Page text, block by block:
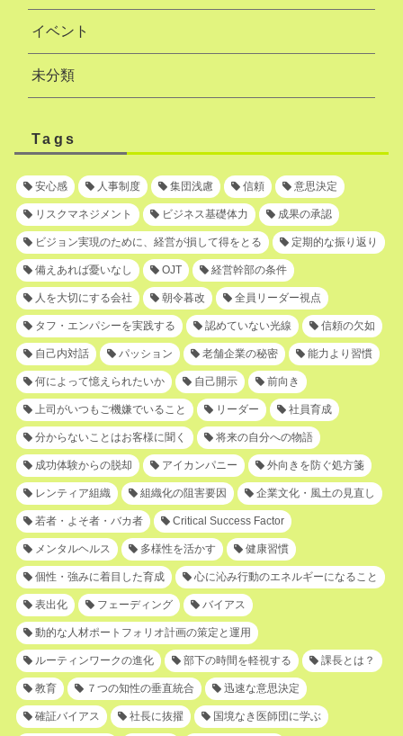
イベント
未分類
Tags
安心感 人事制度 集団浅慮 信頼 意思決定
リスクマネジメント ビジネス基礎体力 成果の承認
ビジョン実現のために、経営が損して得をとる 定期的な振り返り
備えあれば憂いなし OJT 経営幹部の条件
人を大切にする会社 朝令暮改 全員リーダー視点
タフ・エンパシーを実践する 認めていない光線 信頼の欠如
自己内対話 パッション 老舗企業の秘密 能力より習慣
何によって憶えられたいか 自己開示 前向き
上司がいつもご機嫌でいること リーダー 社員育成
分からないことはお客様に聞く 将来の自分への物語
成功体験からの脱却 アイカンパニー 外向きを防ぐ処方箋
レンティア組織 組織化の阻害要因 企業文化・風土の見直し
若者・よそ者・バカ者 Critical Success Factor
メンタルヘルス 多様性を活かす 健康習慣
個性・強みに着目した育成 心に沁み行動のエネルギーになること
表出化 フェーディング バイアス
動的な人材ポートフォリオ計画の策定と運用
ルーティンワークの進化 部下の時間を軽視する 課長とは？
教育 ７つの知性の垂直統合 迅速な意思決定
確証バイアス 社長に抜擢 国境なき医師団に学ぶ